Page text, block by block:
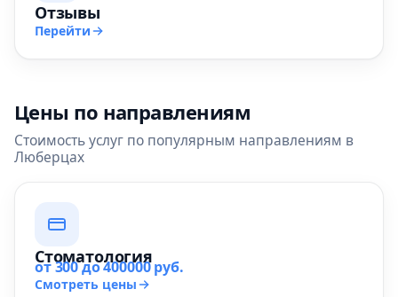
Отзывы
Перейти
Цены по направлениям
Стоимость услуг по популярным направлениям в
Люберцах
Стоматология
от 300 до 400000 руб.
Смотреть цены